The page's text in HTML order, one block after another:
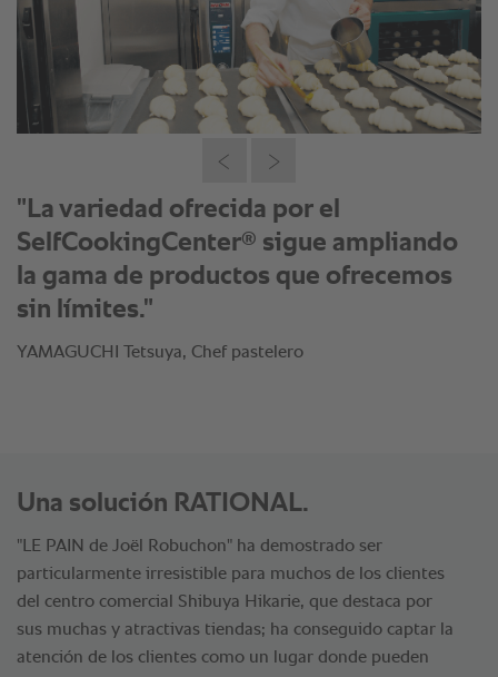
"El control de la temperatura y la
humedad son precisos y homogéneos.
El poder subir y bajarlos de inmediato
es una característica de gran eficacia."
YAMAGUCHI Tetsuya, Chef pastelero
Una solución RATIONAL.
"LE PAIN de Joël Robuchon" ha demostrado ser
particularmente irresistible para muchos de los clientes
del centro comercial Shibuya Hikarie, que destaca por
sus muchas y atractivas tiendas; ha conseguido captar la
atención de los clientes como un lugar donde pueden